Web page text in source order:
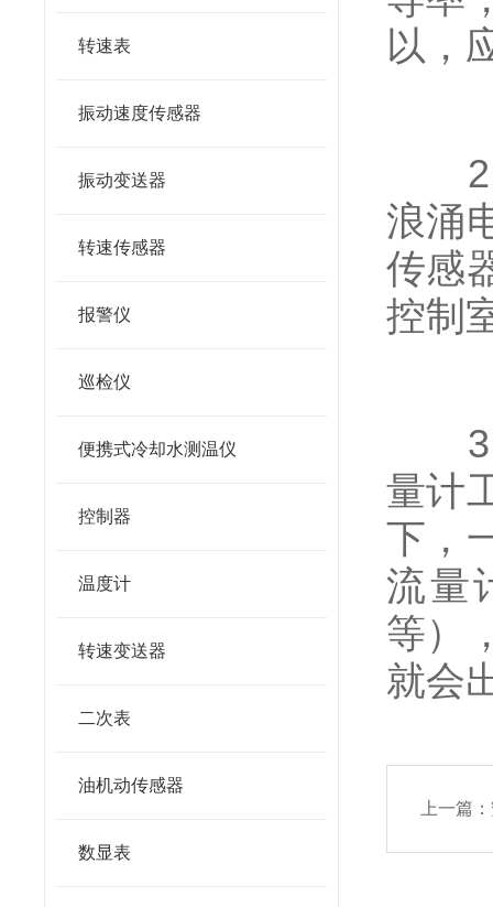
转速表
振动速度传感器
振动变送器
转速传感器
报警仪
巡检仪
便携式冷却水测温仪
控制器
温度计
转速变送器
二次表
油机动传感器
数显表
以，
2）
浪涌
传感
控制
3）
量计
下，
流量
等）
就会
上一篇：